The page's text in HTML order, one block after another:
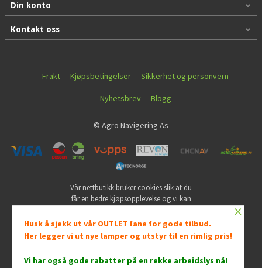
Din konto
Kontakt oss
Frakt Kjøpsbetingelser Sikkerhet og personvern
Nyhetsbrev Blogg
© Agro Navigering As
Vår nettbutikk bruker cookies slik at du
får en bedre kjøpsopplevelse og vi kan
hovedsaklig til å lagre
innloggingsdetaljer og huske hva du
har puttet i handlekurven din. Fortsett å
dette.Les mer
×
Husk å sjekk ut vår OUTLET fane for gode tilbud.
Her legger vi ut nye lamper og utstyr til en rimlig pris!
Vi har også gode rabatter på en rekke arbeidslys nå!